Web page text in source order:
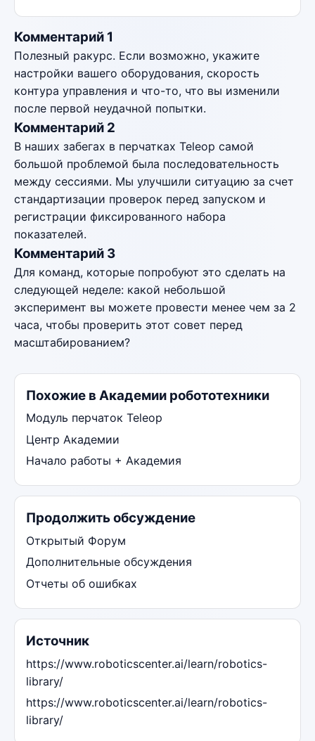
Комментарий 1
Полезный ракурс. Если возможно, укажите
настройки вашего оборудования, скорость
контура управления и что-то, что вы изменили
после первой неудачной попытки.
Комментарий 2
В наших забегах в перчатках Teleop самой
большой проблемой была последовательность
между сессиями. Мы улучшили ситуацию за счет
стандартизации проверок перед запуском и
регистрации фиксированного набора
показателей.
Комментарий 3
Для команд, которые попробуют это сделать на
следующей неделе: какой небольшой
эксперимент вы можете провести менее чем за 2
часа, чтобы проверить этот совет перед
масштабированием?
Похожие в Академии робототехники
Модуль перчаток Teleop
Центр Академии
Начало работы + Академия
Продолжить обсуждение
Открытый Форум
Дополнительные обсуждения
Отчеты об ошибках
Источник
https://www.roboticscenter.ai/learn/robotics-
library/
https://www.roboticscenter.ai/learn/robotics-
library/